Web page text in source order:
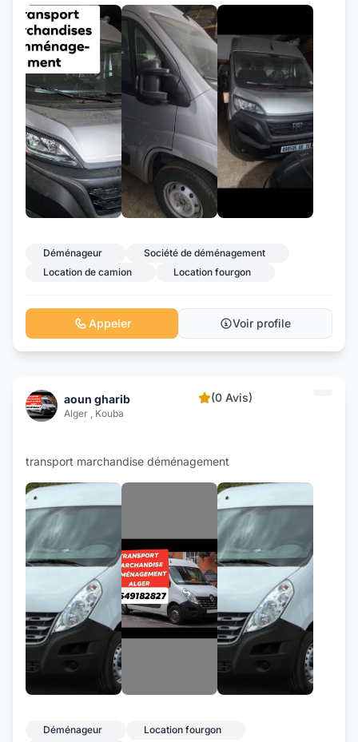
Déménageur
Société de déménagement
Location de camion
Location fourgon
Appeler Voir profile
aoun gharib
Alger , Kouba
(0 Avis)
transport marchandise déménagement
Déménageur Location fourgon